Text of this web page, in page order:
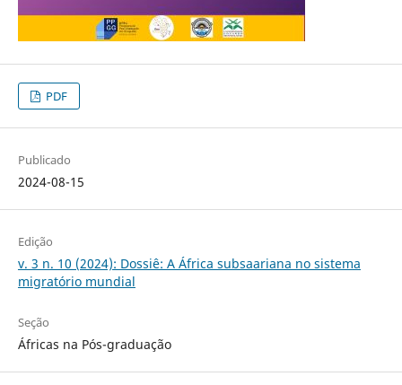
PDF
Publicado
2024-08-15
Edição
v. 3 n. 10 (2024): Dossiê: A África subsaariana no sistema
migratório mundial
Seção
Áfricas na Pós-graduação